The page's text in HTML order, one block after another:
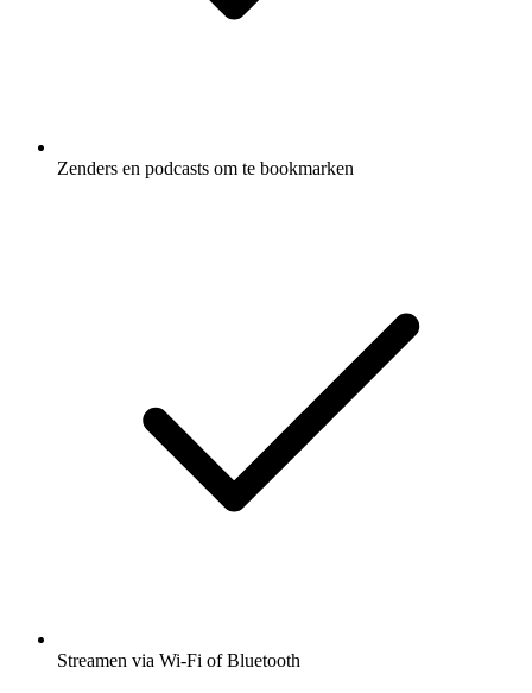
Zenders en podcasts om te bookmarken
Streamen via Wi-Fi of Bluetooth